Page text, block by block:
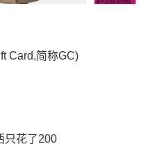
Card,简称GC)
花了200